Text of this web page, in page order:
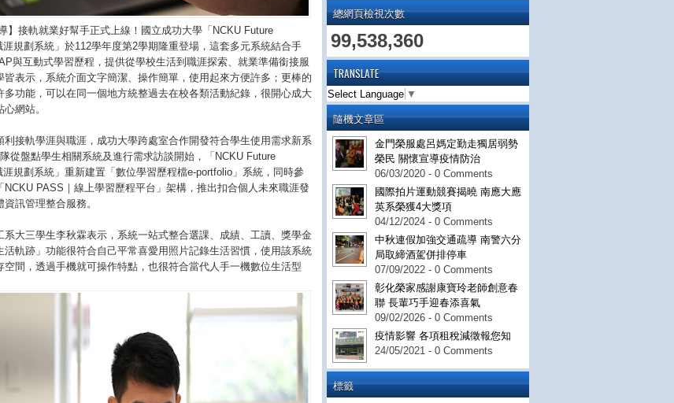
總網頁檢視次數
99,538,360
TRANSLATE
Select Language ▼
隨機文章區
金門榮服處呂媽定勤走獨居弱勢
榮民 關懷宣導疫情防治
06/03/2020 - 0 Comments
國際拍片運動競賽揭曉 南應大應
英系榮獲4大獎項
04/12/2024 - 0 Comments
中秋連假加強交通疏導 南警六分
局取締酒駕併排停車
07/09/2022 - 0 Comments
彰化榮家感謝康寶玲老師創意春
聯 長輩巧手迎春添喜氣
09/02/2026 - 0 Comments
疫情影響 各項租稅減徵報您知
24/05/2021 - 0 Comments
標籤
】接軌就業好幫手正式上線！國立成功大學「NCKU Future
規劃系統」於112學年度第2學期隆重登場，這套多元系統結合手
與互動式學習歷程，提供從學校生活到職涯探索、就業準備銜接服
皆表示，系統介面文字簡潔、操作簡單，使用起來方便許多；更棒的
多功能，可以在同一個地方統整過去在校各類活動紀錄，很開心成大
網站。
利接軌學涯與職涯，成功大學跨處室合作開發符合學生使用需求新系
從盤點學生相關系統及進行需求訪談開始，「NCKU Future
規劃系統」重新建置「數位學習歷程檔e-portfolio」系統，同時參
NCKU PASS｜線上學習歷程平台」架構，推出扣合個人未來職涯發
訊管理整合服務。
系大三學生李秋霖表示，系統一站式整合選課、成績、工讀、獎學金
活軌跡」功能很符合自己平常喜愛用照片記錄生活習慣，使用該系統
空間，透過手機就可操作特點，也很符合當代人手一機數位生活型